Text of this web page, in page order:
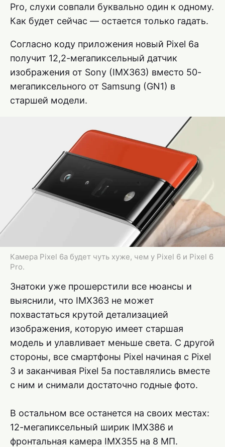
Pro, слухи совпали буквально один к одному.
Как будет сейчас — остается только гадать.
Согласно коду приложения новый Pixel 6a
получит 12,2-мегапиксельный датчик
изображения от Sony (IMX363) вместо 50-
мегапиксельного от Samsung (GN1) в
старшей модели.
Камера Pixel 6a будет чуть хуже, чем у Pixel 6 и Pixel 6
Pro.
Знатоки уже прошерстили все нюансы и
выяснили, что IMX363 не может
похвастаться крутой детализацией
изображения, которую имеет старшая
модель и улавливает меньше света. С другой
стороны, все смартфоны Pixel начиная с Pixel
3 и заканчивая Pixel 5a поставлялись вместе
с ним и снимали достаточно годные фото.
В остальном все останется на своих местах:
12-мегапиксельный ширик IMX386 и
фронтальная камера IMX355 на 8 МП.